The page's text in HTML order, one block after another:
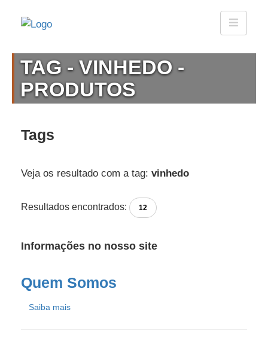
TAG - VINHEDO -
PRODUTOS
Tags
Veja os resultado com a tag: vinhedo
Resultados encontrados: 12
Informações no nosso site
Quem Somos
Saiba mais